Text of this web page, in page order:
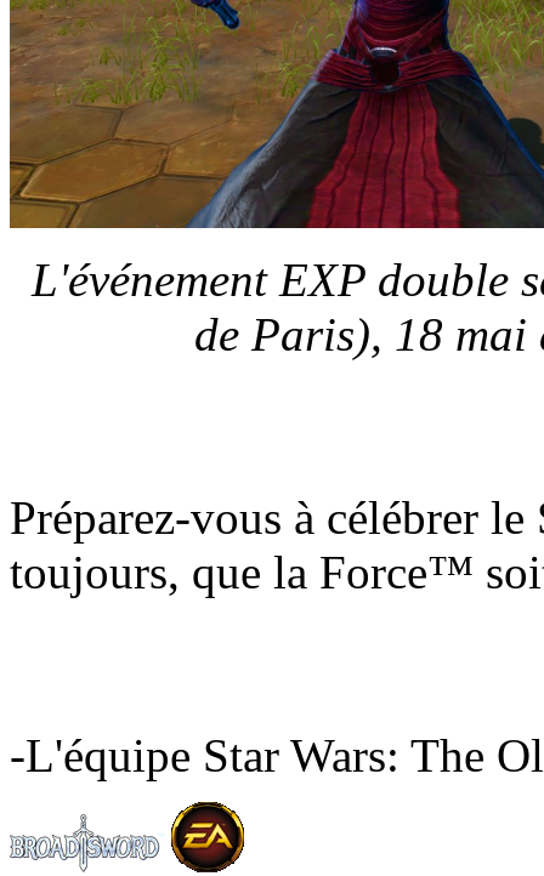
L'événement EXP double
de Paris), 18 mai
Préparez-vous à célébrer
toujours, que la Force™
-L'équipe Star Wars: The